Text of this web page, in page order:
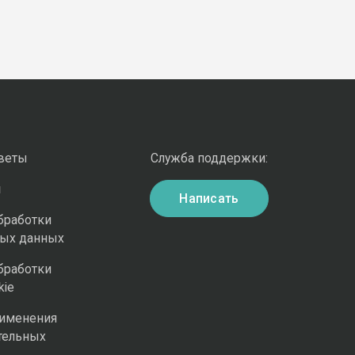
данных
Служба поддержки:
Написать